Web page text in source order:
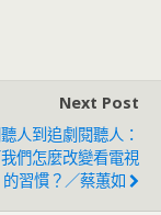
Next Post
人到追劇閱聽人：
們怎麼改變看電視
的習慣？／蔡蕙如